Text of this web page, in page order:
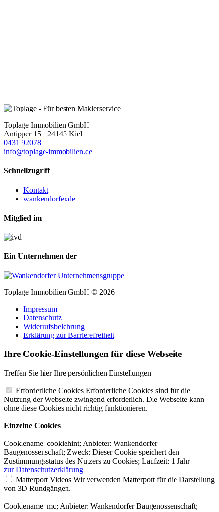
Toplage Immobilien GmbH
Antipper 15 · 24143 Kiel
0431 92078
info@toplage-immobilien.de
Schnellzugriff
Kontakt
wankendorfer.de
Mitglied im
Ein Unternehmen der
Toplage Immobilien GmbH © 2026
Impressum
Datenschutz
Widerrufsbelehrung
Erklärung zur Barrierefreiheit
Ihre Cookie-Einstellungen für diese Webseite
Treffen Sie hier Ihre persönlichen Einstellungen
Erforderliche Cookies Erforderliche Cookies sind für die
Nutzung der Webseite zwingend erforderlich. Die Webseite kann
ohne diese Cookies nicht richtig funktionieren.
Einzelne Cookies
Cookiename: cookiehint; Anbieter: Wankendorfer
Baugenossenschaft; Zweck: Dieser Cookie speichert den
Zustimmungsstatus des Nutzers zu Cookies; Laufzeit: 1 Jahr
zur Datenschutzerklärung
Matterport Videos Wir verwenden Matterport für die Darstellung
von 3D Rundgängen.
Cookiename: mc; Anbieter: Wankendorfer Baugenossenschaft;